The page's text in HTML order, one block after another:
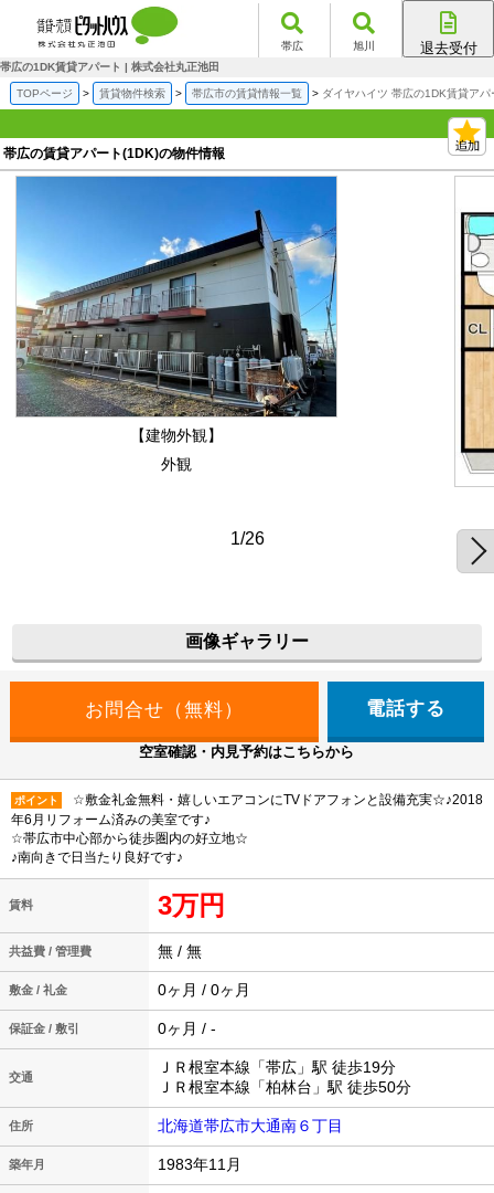
帯広 旭川 退去受付
帯広の1DK賃貸アパート | 株式会社丸正池田
TOPページ 賃貸物件検索 帯広市の賃貸情報一覧 ダイヤハイツ 帯広の1DK賃貸アパ
帯広の賃貸アパート(1DK)の物件情報
【建物外観】
外観
1/26
画像ギャラリー
電話する
空室確認・内見予約はこちらから
ポイント
☆敷金礼金無料・嬉しいエアコンにTVドアフォンと設備充実☆♪2018
年6月リフォーム済みの美室です♪
☆帯広市中心部から徒歩圏内の好立地☆
♪南向きで日当たり良好です♪
賃料 3万円
共益費 / 管理費 無 / 無
敷金 / 礼金 0ヶ月 / 0ヶ月
保証金 / 敷引 0ヶ月 / -
交通
ＪＲ根室本線「帯広」駅 徒歩19分
ＪＲ根室本線「柏林台」駅 徒歩50分
住所 北海道帯広市大通南６丁目
築年月 1983年11月